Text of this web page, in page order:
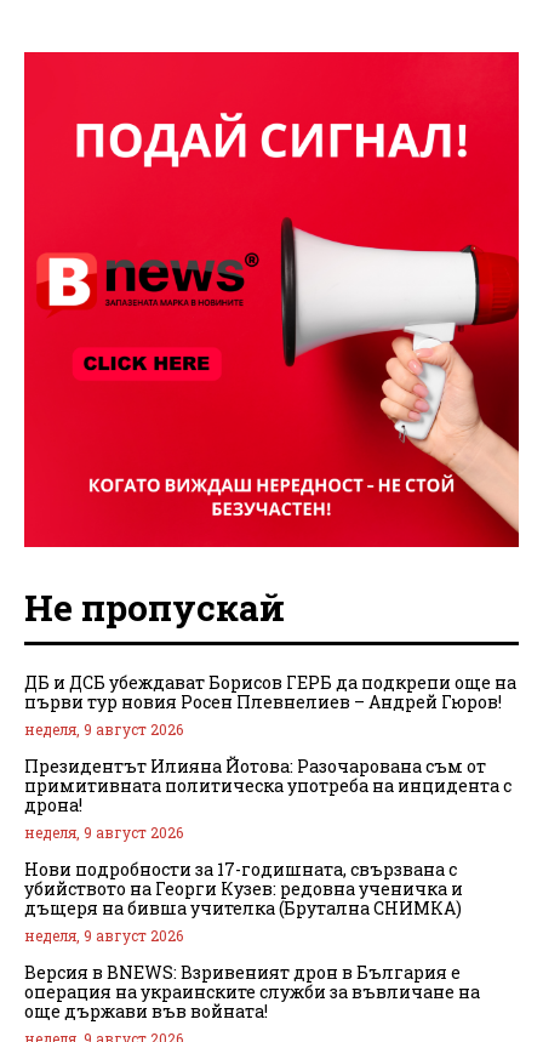
Не пропускай
ДБ и ДСБ убеждават Борисов ГЕРБ да подкрепи още на
първи тур новия Росен Плевнелиев – Андрей Гюров!
неделя, 9 август 2026
Президентът Илияна Йотова: Разочарована съм от
примитивната политическа употреба на инцидента с
дрона!
неделя, 9 август 2026
Нови подробности за 17-годишната, свързвана с
убийството на Георги Кузев: редовна ученичка и
дъщеря на бивша учителка (Брутална СНИМКА)
неделя, 9 август 2026
Версия в BNEWS: Взривеният дрон в България е
операция на украинските служби за въвличане на
още държави във войната!
неделя, 9 август 2026